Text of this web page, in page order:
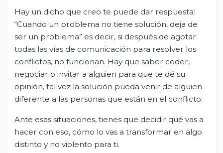
Hay un dicho que creo te puede dar respuesta:
“Cuando un problema no tiene solución, deja de
ser un problema” es decir, si después de agotar
todas las vías de comunicación para resolver los
conflictos, no funcionan. Hay que saber ceder,
negociar o invitar a alguien para que te dé su
opinión, tal vez la solución pueda venir de alguien
diferente a las personas que están en el conflicto.
Ante esas situaciones, tienes que decidir qué vas a
hacer con eso, cómo lo vas a transformar en algo
distinto y no violento para ti.